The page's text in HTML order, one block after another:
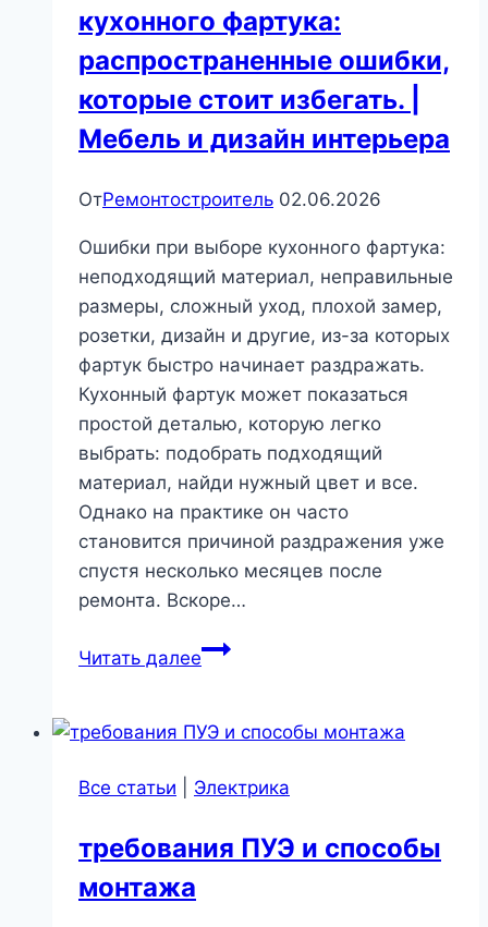
кухонного фартука:
распространенные ошибки,
которые стоит избегать. |
Мебель и дизайн интерьера
ОтРемонтостроитель 02.06.2026
Ошибки при выборе кухонного фартука:
неподходящий материал, неправильные
размеры, сложный уход, плохой замер,
розетки, дизайн и другие, из-за которых
фартук быстро начинает раздражать.
Кухонный фартук может показаться
простой деталью, которую легко
выбрать: подобрать подходящий
материал, найди нужный цвет и все.
Однако на практике он часто
становится причиной раздражения уже
спустя несколько месяцев после
ремонта. Вскоре…
Читать далее14
которым
можете
о
Все статьи Электрика
требования ПУЭ и способы
монтажа